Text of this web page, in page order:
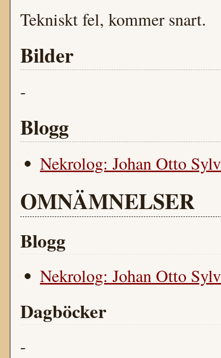
Tekniskt fel, kommer snart.
Bilder
-
Blogg
Nekrolog: Johan Otto
OMNÄMNELSER
Blogg
Nekrolog: Johan Otto
Dagböcker
-